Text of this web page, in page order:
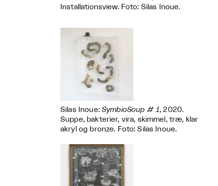
Installationsview. Foto: Silas Inoue.
Silas Inoue: SymbioSoup # 1, 2020.
Suppe, bakterier, vira, skimmel, træ, klar
akryl og bronze. Foto: Silas Inoue.